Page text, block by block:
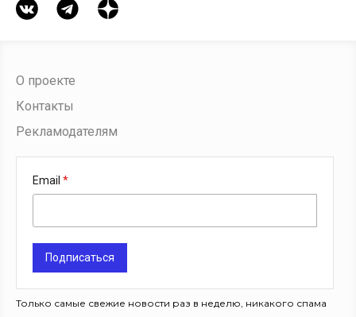
О проекте
Контакты
Рекламодателям
Email
Подписаться
Только самые свежие новости раз в неделю, никакого спама